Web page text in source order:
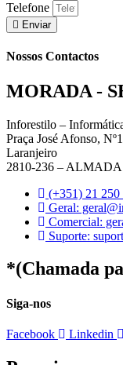
Telefone
Enviar
Nossos Contactos
MORADA -
Inforestilo –
Praça José Afonso,
Laranjeiro
2810-236 – ALMADA
(+351) 21
Geral:
Comercial:
Suporte:
*(Chamada
Siga-nos
Facebook Linkedin